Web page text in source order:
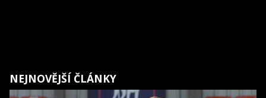
NEJNOVĚJŠÍ ČLÁNKY